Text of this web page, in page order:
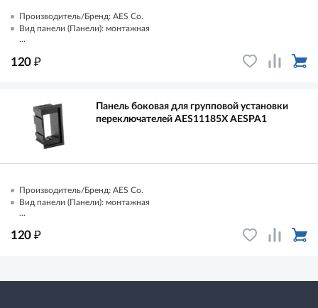
Производитель/Бренд: AES Co.
Вид панели (Панели): монтажная
...
120 ₽
Панель боковая для групповой установки
переключателей AES11185Х AESPA1
Производитель/Бренд: AES Co.
Вид панели (Панели): монтажная
...
120 ₽